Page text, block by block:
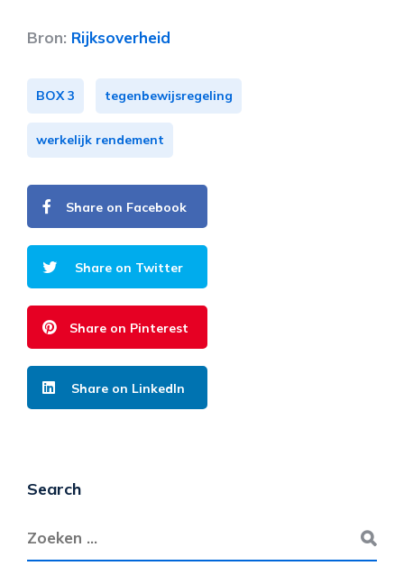
Bron: Rijksoverheid
BOX 3 tegenbewijsregeling
werkelijk rendement
Share on Facebook
Share on Twitter
Share on Pinterest
Share on LinkedIn
Search